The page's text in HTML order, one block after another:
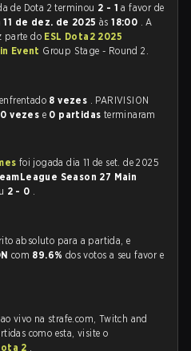
de Dota 2 terminou 2 - 1 a favor de
11 de dez. de 2025às18:00 . A
parte do ESL Dota2 2025
Event Group Stage - Round 2.
8 vezes . PARIVISION
0 vezes e 0 partidas terminaram
foi jogada dia 11 de set. de 2025
Season 27 Main
2 - 0 .
absoluto para a partida, e
com 89.6% dos votos a seu favor e
ao vivo na strafe.com, Twitch and
como esta, visite o
2 .